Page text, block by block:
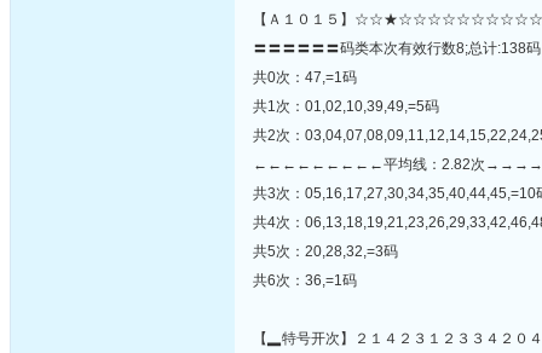
【Ａ１０１５】
〓〓〓〓〓〓码类本次有效行数8;总计:138
共0次：47,=1码
共1次：01,02,10,39,49,=5码
共2次：
←←←←←←←←←平均线：2.82次
共3次：05,16,17,27,30,34,35,40,44,45,=10
共4次：
共5次：20,28,32,=3码
共6次：36,=1码
【▂特号开次】２１４２３１２３３４２０